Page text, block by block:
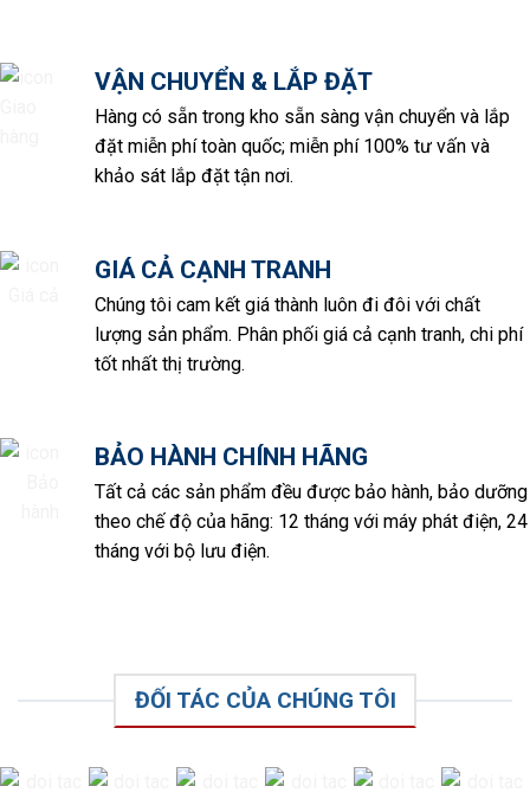
VẬN CHUYỂN & LẮP ĐẶT
Hàng có sẵn trong kho sẵn sàng vận chuyển và lắp
đặt miễn phí toàn quốc; miễn phí 100% tư vấn và
khảo sát lắp đặt tận nơi.
GIÁ CẢ CẠNH TRANH
Chúng tôi cam kết giá thành luôn đi đôi với chất
lượng sản phẩm. Phân phối giá cả cạnh tranh, chi phí
tốt nhất thị trường.
BẢO HÀNH CHÍNH HÃNG
Tất cả các sản phẩm đều được bảo hành, bảo dưỡng
theo chế độ của hãng: 12 tháng với máy phát điện, 24
tháng với bộ lưu điện.
ĐỐI TÁC CỦA CHÚNG TÔI